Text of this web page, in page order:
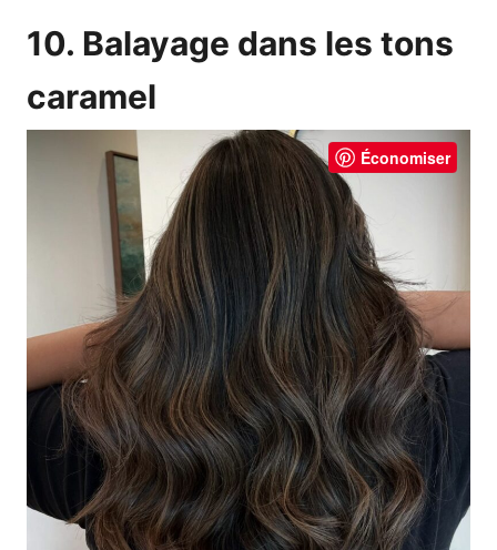
10. Balayage dans les tons
caramel
Économiser